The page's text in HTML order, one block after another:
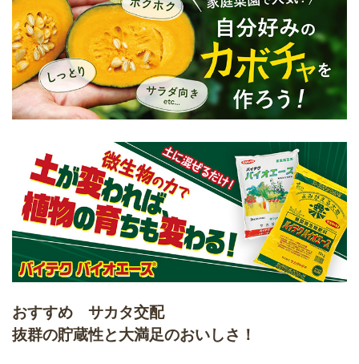
おすすめ サカタ交配
抜群の貯蔵性と大満足のおいしさ！